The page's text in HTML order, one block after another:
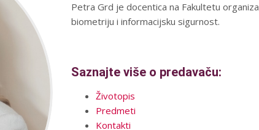
Petra Grd je docentica na Fakultetu
biometriju i informacijsku sigurnost.
Saznajte više o predavaču:
Životopis
Predmeti
Kontakti